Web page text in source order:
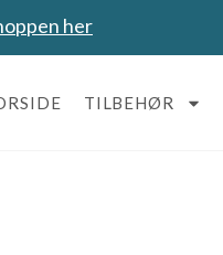
her
TILBEHØR